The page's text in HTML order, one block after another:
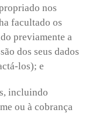
nos
facultado os
previamente a
dos seus dados
los); e
incluindo
ou à cobrança